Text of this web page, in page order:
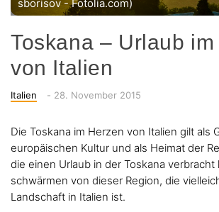
sborisov - Fotolia.com)
Toskana – Urlaub
von Italien
Categories
Italien - Posted
28. November 2015
Die Toskana im Herzen von Italien gilt als
europäischen Kultur und als Heimat der
die einen Urlaub in der Toskana verbracht
schwärmen von dieser Region, die
Landschaft in Italien ist.